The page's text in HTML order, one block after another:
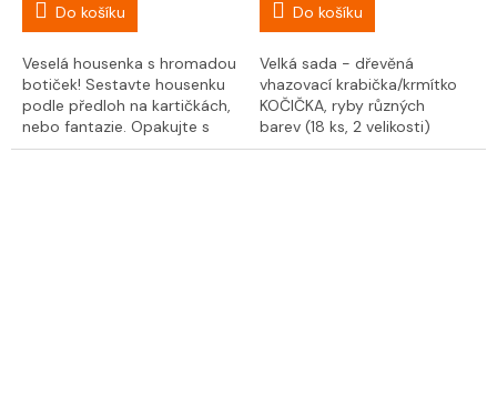
Do košíku
Veselá housenka s hromadou
botiček! Sestavte housenku
podle předloh na kartičkách,
nebo fantazie. Opakujte s
dětmi barvy, spočítejte, kolik
Do košíku
Velká sada - dřevěná
vhazovací krabička/krmítko
KOČIČKA, ryby různých
barev (18 ks, 2 velikosti)
a předlohy na kartičkách.